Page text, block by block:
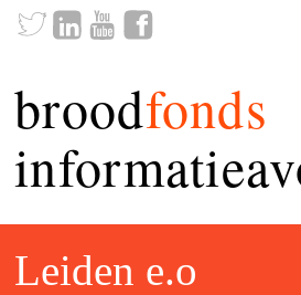
broodfonds
Leiden e.o